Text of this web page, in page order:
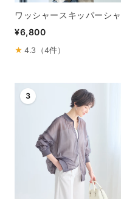
ワッシャースキッパーシ
¥6,800
★ 4.3（4件）
3